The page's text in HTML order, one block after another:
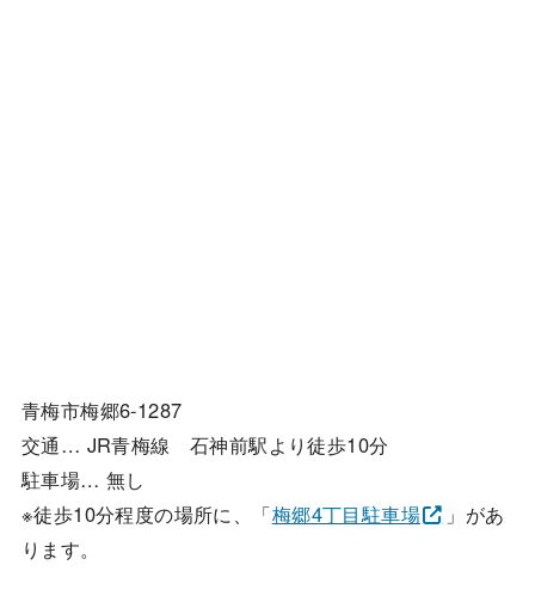
青梅市梅郷6-1287
交通… JR青梅線 石神前駅より徒歩10分
駐車場… 無し
※徒歩10分程度の場所に、「梅郷4丁目駐車場
」があ
ります。